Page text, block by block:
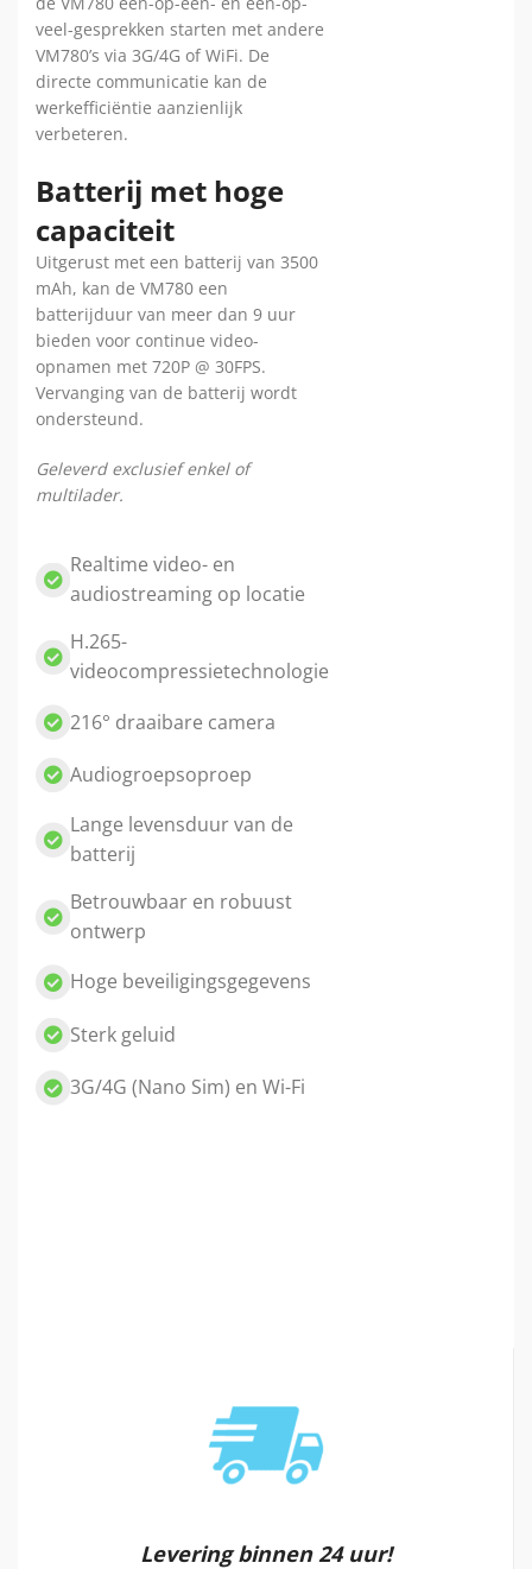
veel-gesprekken starten met andere
VM780’s via 3G/4G of WiFi. De
directe communicatie kan de
werkefficiëntie aanzienlijk
verbeteren.
Batterij met hoge
capaciteit
Uitgerust met een batterij van 3500
mAh, kan de VM780 een
batterijduur van meer dan 9 uur
bieden voor continue video-
opnamen met 720P @ 30FPS.
Vervanging van de batterij wordt
ondersteund.
Geleverd exclusief enkel of
multilader.
Realtime video- en
audiostreaming op locatie
H.265-
videocompressietechnologie
216° draaibare camera
Audiogroepsoproep
Lange levensduur van de
batterij
Betrouwbaar en robuust
ontwerp
Hoge beveiligingsgegevens
Sterk geluid
3G/4G (Nano Sim) en Wi-Fi
Levering binnen 24 uur!